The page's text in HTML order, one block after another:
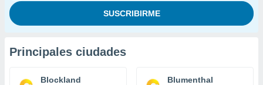
Principales ciudades
Blockland Blumenthal